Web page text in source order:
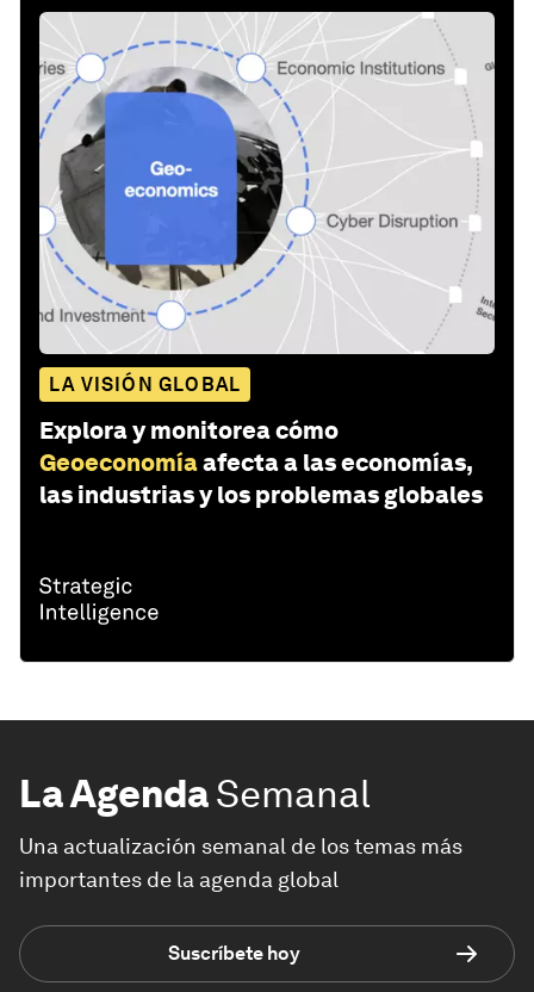
LA VISIÓN GLOBAL
Explora y monitorea cómo
Geoeconomíaafecta a las economías,
las industrias y los problemas globales
La AgendaSemanal
Una actualización semanal de los temas más
importantes de la agenda global
Suscríbete hoy